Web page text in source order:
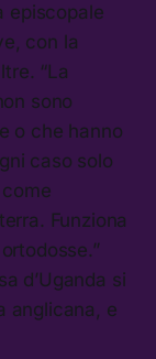
episcopale
con la
“La
sono
o che hanno
caso solo
come
Funziona
d’Uganda si
anglicana, e